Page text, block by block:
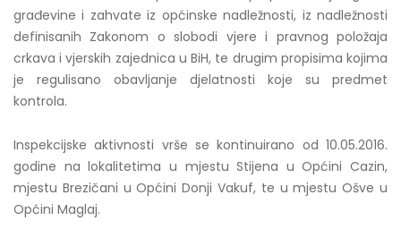
građevine i zahvate iz općinske nadležnosti, iz nadležnosti
definisanih Zakonom o slobodi vjere i pravnog položaja
crkava i vjerskih zajednica u BiH, te drugim propisima kojima
je regulisano obavljanje djelatnosti koje su predmet
kontrola.
Inspekcijske aktivnosti vrše se kontinuirano od 10.05.2016.
godine na lokalitetima u mjestu Stijena u Općini Cazin,
mjestu Brezičani u Općini Donji Vakuf, te u mjestu Ošve u
Općini Maglaj.